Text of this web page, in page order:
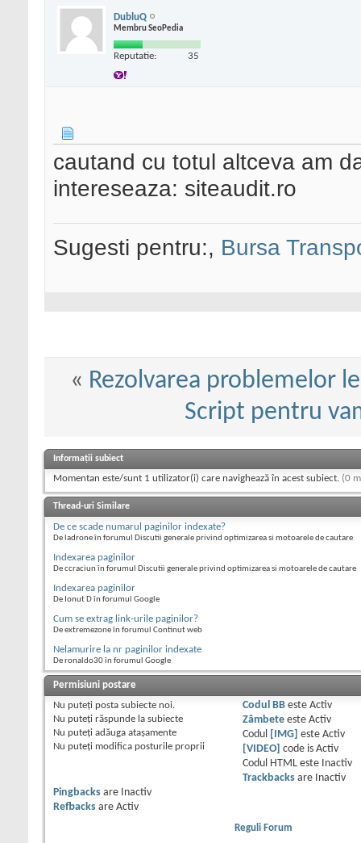
DubluQ
Membru SeoPedia
Reputatie: 35
cautand cu totul altceva am
intereseaza: siteaudit.ro
Sugesti pentru:, Bursa
« Rezolvarea problemelor
Script pentru
Informații subiect
Momentan este/sunt 1 utilizator(i) care navighează în acest subiect. (0
Thread-uri Similare
De ce scade numarul paginilor indexate?
De ladrone în forumul Discutii generale privind optimizarea si motoarele de cautare
Indexarea paginilor
De ccraciun în forumul Discutii generale privind optimizarea si motoarele de cautare
Indexarea paginilor
De Ionut D în forumul Google
Cum se extrag link-urile paginilor?
De extremezone în forumul Continut web
Nelamurire la nr paginilor indexate
De ronaldo30 în forumul Google
Permisiuni postare
Nu puteţi posta subiecte noi.
Nu puteţi răspunde la subiecte
Nu puteţi adăuga ataşamente
Nu puteţi modifica posturile proprii
Codul BBeste Activ
Zâmbeteeste Activ
Codul
[IMG] este Activ
[VIDEO]
code is Activ
Codul HTML este
Inactiv
Trackbacksare
Inactiv
Pingbacks are
Inactiv
Refbacks are Activ
Reguli Forum